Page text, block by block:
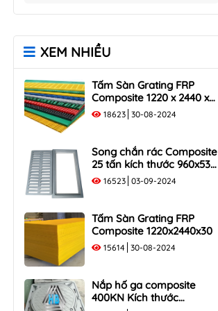
Nắp Hố Ga Composite
Nắp Hố Ga Composite
900×900
1000x1000
Song Chắn Rác Composite
Song Chắn Rác Composite
1000x300
1000×400
Song Chắn Rác Composite
1000×500
XEM NHIỀU
Tấm Sàn Grating FRP
Composite 1220 x 2440 x
3518623 30-08-2024
Song chắn rác Composite
25 tấn kích thước 960x530
tải trọng 250KN
16523 03-09-2024
Tấm Sàn Grating FRP
Composite 1220x2440x30
15614 30-08-2024
Nắp hố ga composite
400KN Kích thước